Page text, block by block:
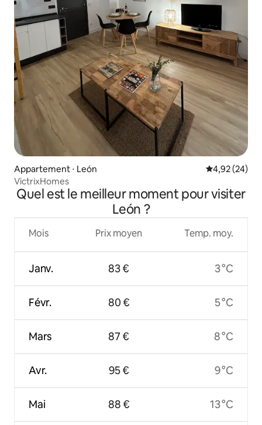
Appartement ⋅ León Évaluation
4,92 (24)
VictrixHomes
Quel est le meilleur moment pour visiter
León ?
Mois
Janv.
Févr.
Mars
Avr.
Mai
Prix moyen
83 €
80 €
87 €
95 €
88 €
Temp. moy.
3 °C
5 °C
8 °C
9 °C
13 °C